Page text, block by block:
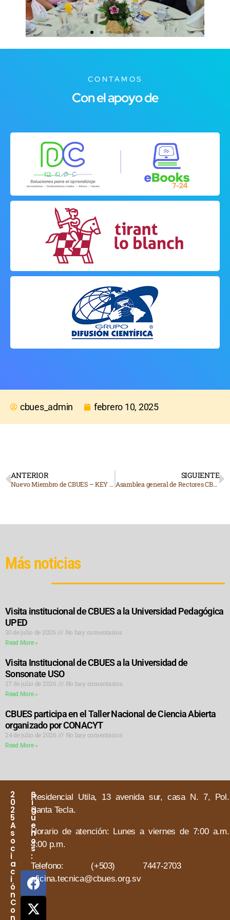
CONTAMOS
Con el apoyo de
cbues_admin febrero 10, 2025
ANTERIOR
Nuevo Miembro de CBUES – KEY INSTITUTE
SIGUIENTE
Asamblea general de Rectores CBUES 2025
Más noticias
Visita institucional de CBUES a la Universidad Pedagógica
UPED
30 de julio de 2026 No hay comentarios
Read More »
Visita Institucional de CBUES a la Universidad de
Sonsonate USO
27 de julio de 2026 No hay comentarios
Read More »
CBUES participa en el Taller Nacional de Ciencia Abierta
organizado por CONACYT
24 de julio de 2026 No hay comentarios
Read More »
2
0
2
5
A
s
o
c
i
a
c
i
ó
n
C
o
n
S
í
g
u
e
n
o
s
:
Residencial Utila, 13 avenida sur, casa N. 7,
Santa Tecla.
Horario de atención: Lunes a viernes de 7:00
4:00 p.m.
Telefono: (+503) 7447-2703
oficina.tecnica@cbues.org.sv